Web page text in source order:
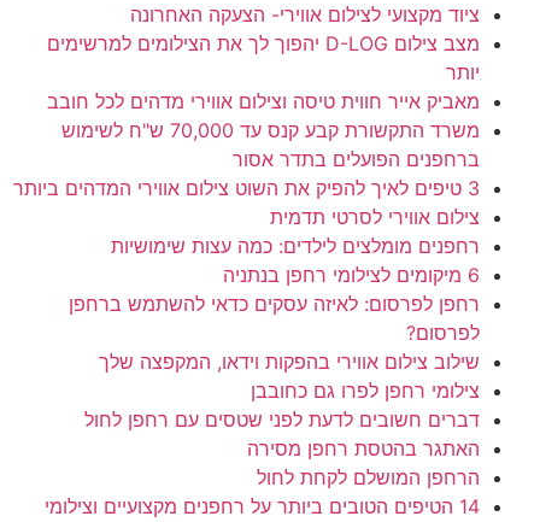
ציוד מקצועי לצילום אווירי- הצעקה האחרונה
מצב צילום D-LOG יהפוך לך את הצילומים למרשימים
יותר
מאביק אייר חווית טיסה וצילום אווירי מדהים לכל חובב
משרד התקשורת קבע קנס עד 70,000 ש"ח לשימוש
ברחפנים הפועלים בתדר אסור
3 טיפים לאיך להפיק את השוט צילום אווירי המדהים ביותר
צילום אווירי לסרטי תדמית
רחפנים מומלצים לילדים: כמה עצות שימושיות
6 מיקומים לצילומי רחפן בנתניה
רחפן לפרסום: לאיזה עסקים כדאי להשתמש ברחפן
לפרסום?
שילוב צילום אווירי בהפקות וידאו, המקפצה שלך
צילומי רחפן לפרו גם כחובבן
דברים חשובים לדעת לפני שטסים עם רחפן לחול
האתגר בהטסת רחפן מסירה
הרחפן המושלם לקחת לחול
14 הטיפים הטובים ביותר על רחפנים מקצועיים וצילומי